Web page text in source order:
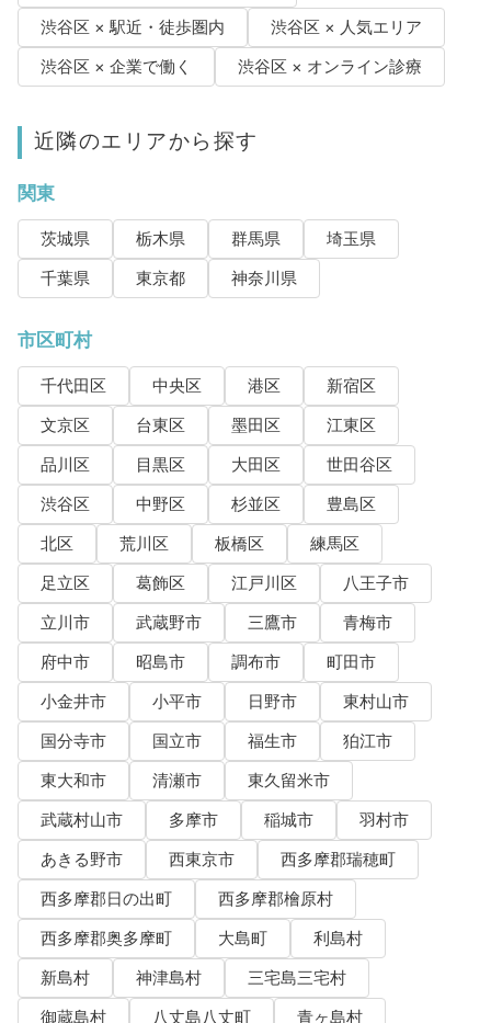
渋谷区 × 駅近・徒歩圏内
渋谷区 × 人気エリア
渋谷区 × 企業で働く
渋谷区 × オンライン診療
近隣のエリアから探す
関東
茨城県 栃木県 群馬県
埼玉県
千葉県
東京都 神奈川県
市区町村
千代田区 中央区 港区
新宿区
文京区
台東区 墨田区
江東区
品川区
目黒区 大田区
世田谷区
渋谷区
中野区 杉並区
豊島区
北区
荒川区 板橋区
練馬区
足立区
葛飾区 江戸川区
八王子市
立川市
武蔵野市 三鷹市
青梅市
府中市
昭島市 調布市
町田市
小金井市
小平市 日野市
東村山市
国分寺市
国立市 福生市
狛江市
東大和市
清瀬市
東久留米市
武蔵村山市
多摩市 稲城市
羽村市
あきる野市
西東京市
西多摩郡瑞穂町
西多摩郡日の出町
西多摩郡檜原村
西多摩郡奥多摩町
大島町
利島村
新島村
神津島村
三宅島三宅村
御蔵島村
八丈島八丈町 青ヶ島村